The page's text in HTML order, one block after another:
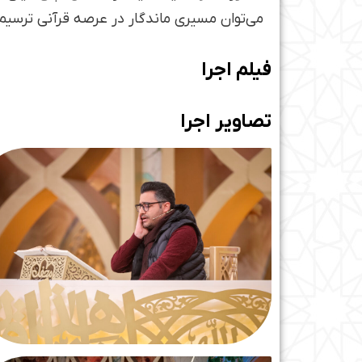
می‌توان مسیری ماندگار در عرصه قرآنی
فیلم اجرا
تصاویر اجرا